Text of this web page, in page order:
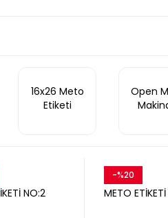
16x26 Meto
Etiketi
Open
NO:2
-%20
Snow
METO